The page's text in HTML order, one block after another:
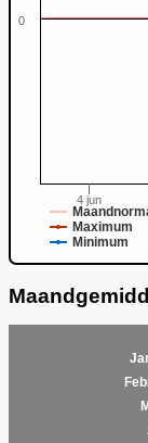
Maximum
Minimum
4 jun
0